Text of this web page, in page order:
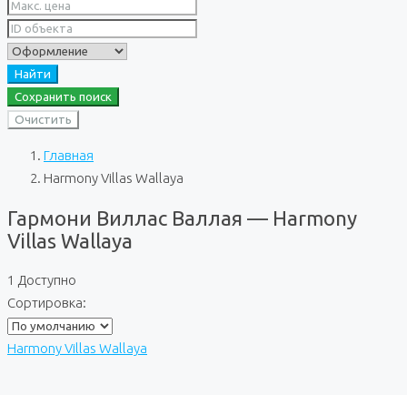
Найти
Сохранить поиск
Очистить
Главная
Harmony Villas Wallaya
Гармони Виллас Валлая — Harmony
Villas Wallaya
1 Доступно
Сортировка:
Harmony Villas Wallaya